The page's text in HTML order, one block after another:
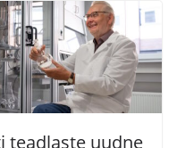
teadlaste uudne